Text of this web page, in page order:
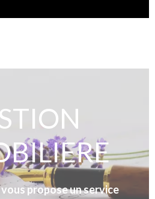
propose un service